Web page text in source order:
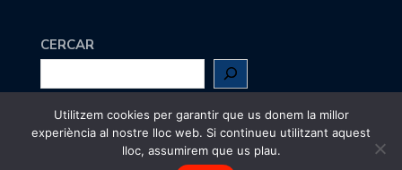
CERCAR
Escriu-nos amaig@jcc.cat
Utilitzem cookies per garantir que us donem la millor
experiència al nostre lloc web. Si continueu utilitzant aquest
lloc, assumirem que us plau.